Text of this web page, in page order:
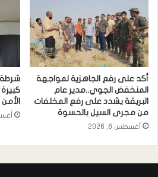
أكد على رفع الجاهزية لمواجهة
المنخفض الجوي..مدير عام
البريقة يشدد على رفع المخلفات
من مجرى السيل بالحسوة
أغسطس 6, 2026
شرطة